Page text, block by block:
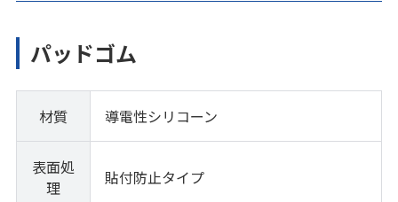
パッドゴム
材質 導電性シリコーン
表面処
理
貼付防止タイプ